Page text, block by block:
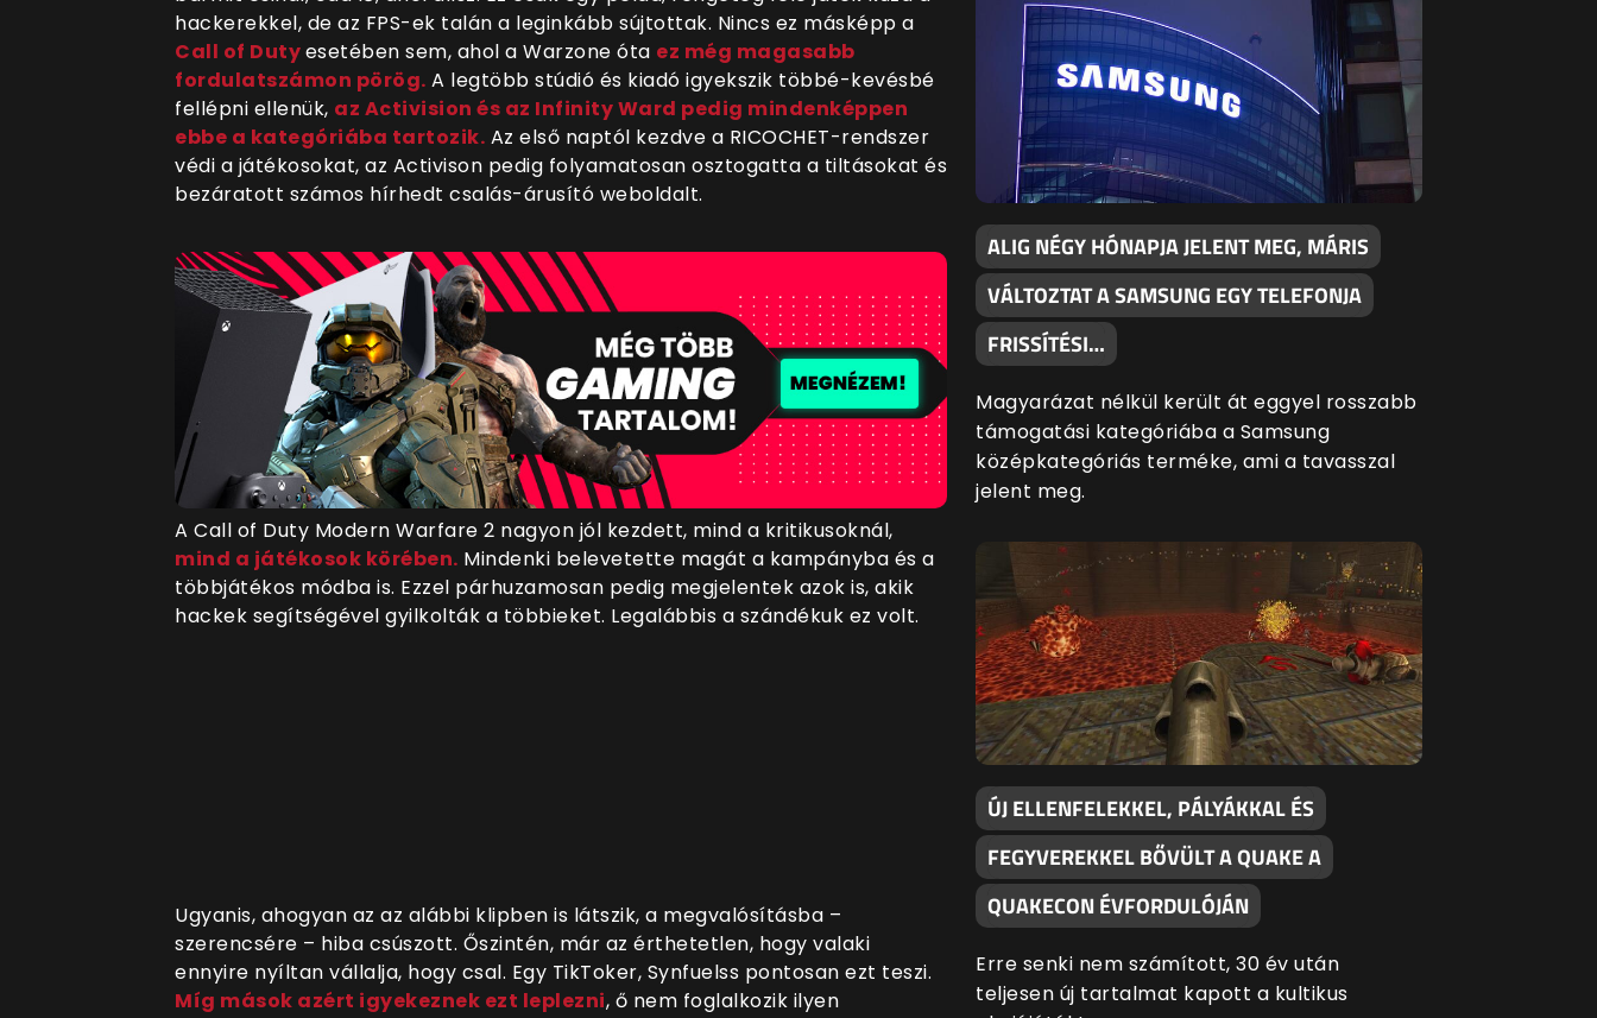
hackerekkel, de az FPS-ek talán a leginkább sújtottak. Nincs ez másképp a
Call of Dutyesetében sem, ahol a Warzone óta ez még magasabb
fordulatszámon pörög. A legtöbb stúdió és kiadó igyekszik többé-kevésbé
fellépni ellenük, az Activision és az Infinity Ward pedig mindenképpen
ebbe a kategóriába tartozik. Az első naptól kezdve a RICOCHET-rendszer
védi a játékosokat, az Activison pedig folyamatosan osztogatta a tiltásokat és
bezáratott számos hírhedt csalás-árusító weboldalt.
A Call of Duty Modern Warfare 2 nagyon jól kezdett, mind a kritikusoknál,
mind a játékosok körében. Mindenki belevetette magát a kampányba és a
többjátékos módba is. Ezzel párhuzamosan pedig megjelentek azok is, akik
hackek segítségével gyilkolták a többieket. Legalábbis a szándékuk ez volt.
Ugyanis, ahogyan az az alábbi klipben is látszik, a megvalósításba –
szerencsére – hiba csúszott. Őszintén, már az érthetetlen, hogy valaki
ennyire nyíltan vállalja, hogy csal. Egy TikToker, Synfuelss pontosan ezt teszi.
Míg mások azért igyekeznek ezt leplezni, ő nem foglalkozik ilyen
ALIG NÉGY HÓNAPJA JELENT MEG, MÁRIS
VÁLTOZTAT A SAMSUNG EGY TELEFONJA
FRISSÍTÉSI…
Magyarázat nélkül került át eggyel rosszabb
támogatási kategóriába a Samsung
középkategóriás terméke, ami a tavasszal
jelent meg.
ÚJ ELLENFELEKKEL, PÁLYÁKKAL ÉS
FEGYVEREKKEL BŐVÜLT A QUAKE A
QUAKECON ÉVFORDULÓJÁN
Erre senki nem számított, 30 év után
teljesen új tartalmat kapott a kultikus